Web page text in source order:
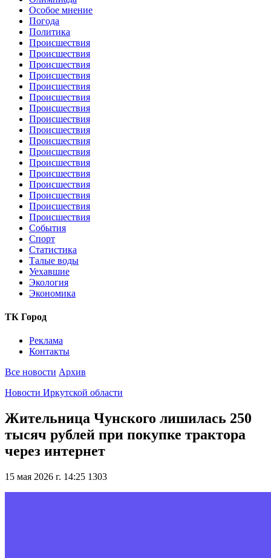
Особое мнение
Погода
Политика
Происшествия
Происшествия
Происшествия
Происшествия
Происшествия
Происшествия
Происшествия
Происшествия
Происшествия
Происшествия
Происшествия
Происшествия
Происшествия
Происшествия
Происшествия
Происшествия
Происшествия
События
Спорт
Статистика
Талые воды
Уехавшие
Экология
Экономика
ТК Город
Реклама
Контакты
Все новости Архив
Новости Иркутской области
Жительница Чунского лишилась 250
тысяч рублей при покупке трактора
через интернет
15 мая 2026 г. 14:25 1303